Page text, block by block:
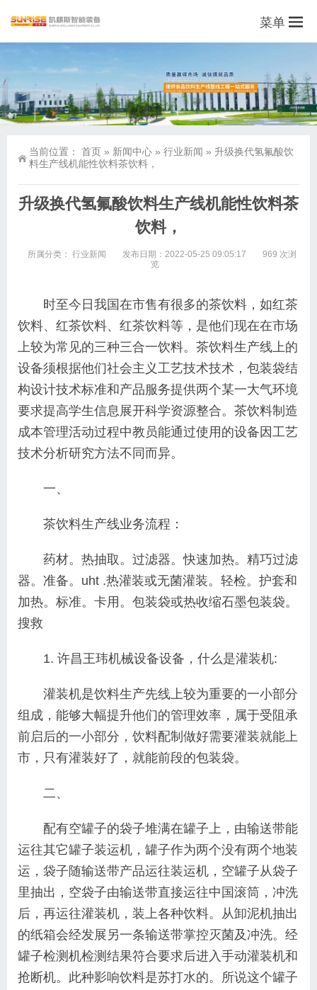
菜单
当前位置： 首页 » 新闻中心 » 行业新闻 » 升级换代氢氟酸饮
料生产线机能性饮料茶饮料，
升级换代氢氟酸饮料生产线机能性饮料茶
饮料，
所属分类： 行业新闻 发布日期：2022-05-25 09:05:17
969 次浏
览
时至今日我国在市售有很多的茶饮料，如红茶
饮料、红茶饮料、红茶饮料等，是他们现在在市场
上较为常见的三种三合一饮料。茶饮料生产线上的
设备须根据他们社会主义工艺技术技术，包装袋结
构设计技术标准和产品服务提供两个某一大气环境
要求提高学生信息展开科学资源整合。茶饮料制造
成本管理活动过程中教员能通过使用的设备因工艺
技术分析研究方法不同而异。
一、
茶饮料生产线业务流程：
药材。热抽取。过滤器。快速加热。精巧过滤
器。准备。uht .热灌装或无菌灌装。轻检。护套和
加热。标准。卡用。包装袋或热收缩石墨包装袋。
搜救
1. 许昌王玮机械设备设备，什么是灌装机:
灌装机是饮料生产先线上较为重要的一小部分
组成，能够大幅提升他们的管理效率，属于受阻承
前启后的一小部分，饮料配制做好需要灌装就能上
市，只有灌装好了，就能前段的包装袋。
二、
配有空罐子的袋子堆满在罐子上，由输送带能
运往其它罐子装运机，罐子作为两个没有两个地装
运，袋子随输送带产品运往装运机，空罐子从袋子
里抽出，空袋子由输送带直接运往中国滚筒，冲洗
后，再运往灌装机，装上各种饮料。从卸泥机抽出
的纸箱会经发展另一条输送带掌控灭菌及冲洗。经
罐子检测机检测结果符合要求后进入手动灌装机和
抢断机。此种影响饮料是苏打水的。所说这个罐子